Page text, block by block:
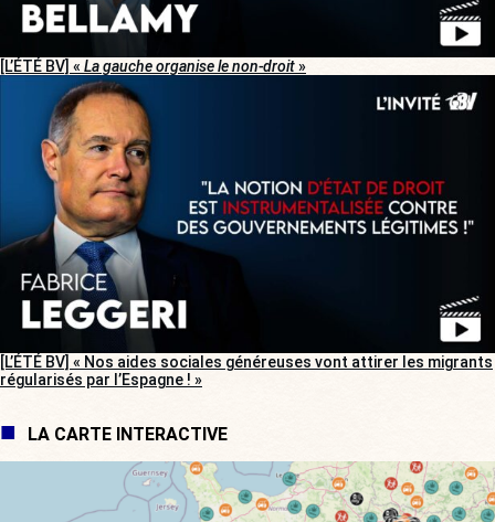
[L’ÉTÉ BV] « La gauche organise le non-droit»
[L’ÉTÉ BV] « Nos aides sociales généreuses vont attirer les migrants
régularisés par l’Espagne ! »
LA CARTE INTERACTIVE